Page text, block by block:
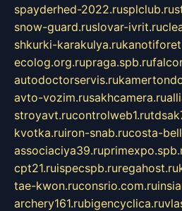
spayderhed-2022.rusplclub.ru
snow-guard.ruslovar-ivrit.ru
shkurki-karakulya.ru
ecolog.org.rupraga.spb.ru
autodoctorservis.ru
avto-vozim.rusakhcamera.ru
stroyavt.rucontrolweb1.ru
kvotka.ruiron-snab.rucosta-
associaciya39.ru
cpt21.ruispecspb.ruregahost.ru
tae-kwon.ruconsrio.com.ru
archery161.rubigencyclica.ru